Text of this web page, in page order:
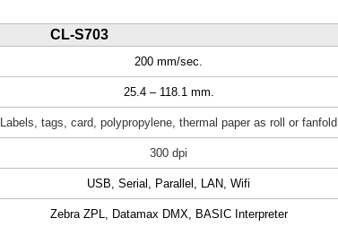
CL-S703
200 mm/sec.
25.4 – 118.1 mm.
Labels, tags, card, polypropylene, thermal paper as roll or fanfold
300 dpi
USB, Serial, Parallel, LAN, Wifi
Zebra ZPL, Datamax DMX, BASIC Interpreter